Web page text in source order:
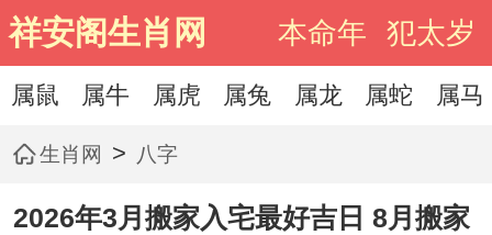
祥安阁生肖网 本命年 犯太岁
属鼠 属牛 属虎 属兔 属龙 属蛇 属马
生肖网 > 八字
2026年3月搬家入宅最好吉日 8月搬家